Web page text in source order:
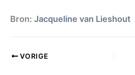
Bron: Jacqueline van Lieshout
VORIGE